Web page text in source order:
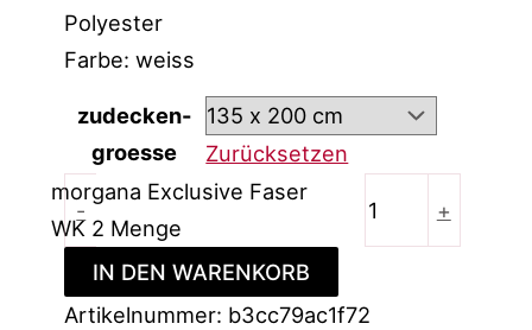
Polyester
Farbe: weiss
zudecken-
groesse
Zurücksetzen
-
morgana Exclusive Faser
WK 2 Menge
+
IN DEN WARENKORB
Artikelnummer: b3cc79ac1f72